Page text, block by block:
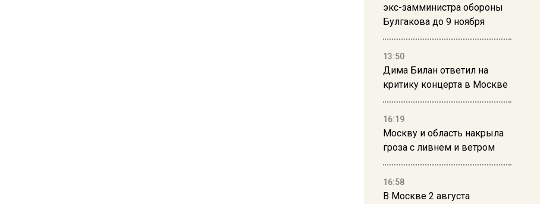
экс-замминистра обороны
Булгакова до 9 ноября
13:50
Дима Билан ответил на
критику концерта в Москве
16:19
Москву и область накрыла
гроза с ливнем и ветром
16:58
В Москве 2 августа